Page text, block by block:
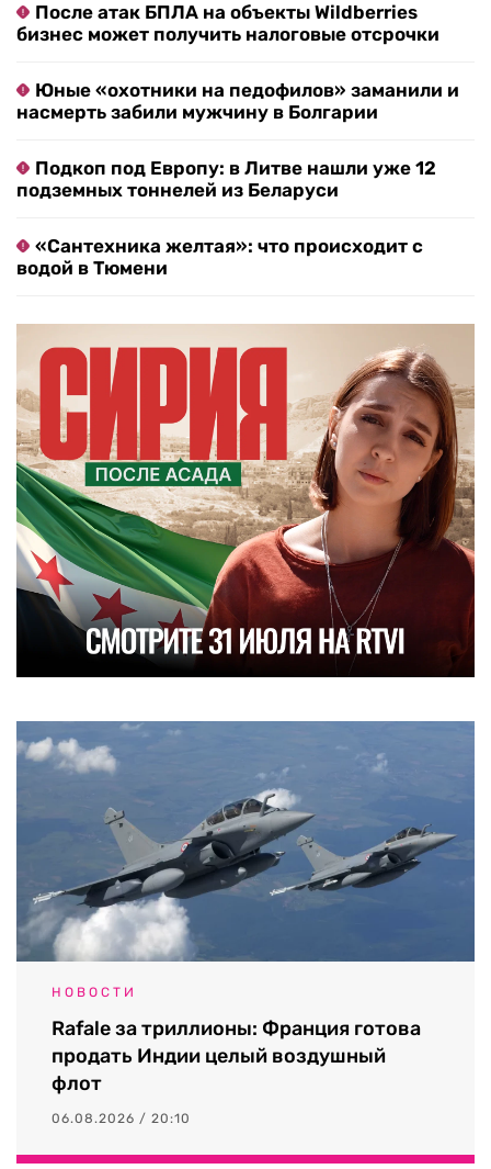
После атак БПЛА на объекты Wildberries
бизнес может получить налоговые отсрочки
Юные «охотники на педофилов» заманили и
насмерть забили мужчину в Болгарии
Подкоп под Европу: в Литве нашли уже 12
подземных тоннелей из Беларуси
«Сантехника желтая»: что происходит с
водой в Тюмени
НОВОСТИ
Rafale за триллионы: Франция готова
продать Индии целый воздушный
флот
06.08.2026 / 20:10